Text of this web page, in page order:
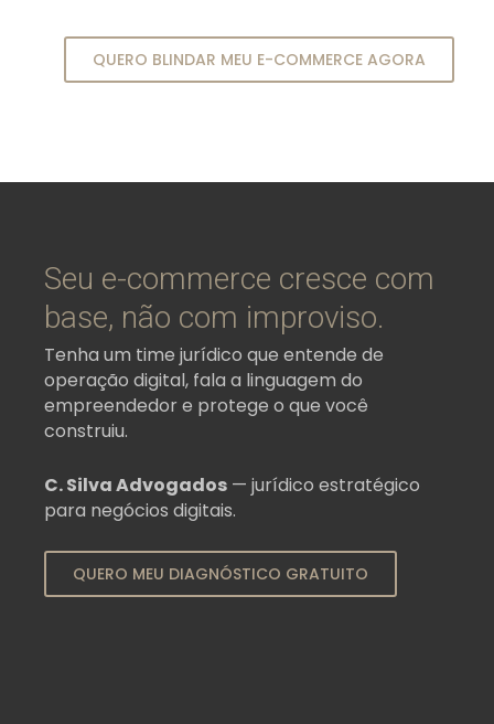
QUERO BLINDAR MEU E-COMMERCE AGORA
Seu e-commerce cresce com
base, não com improviso.
Tenha um time jurídico que entende de
operação digital, fala a linguagem do
empreendedor e protege o que você
construiu.
C. Silva Advogados — jurídico estratégico
para negócios digitais.
QUERO MEU DIAGNÓSTICO GRATUITO